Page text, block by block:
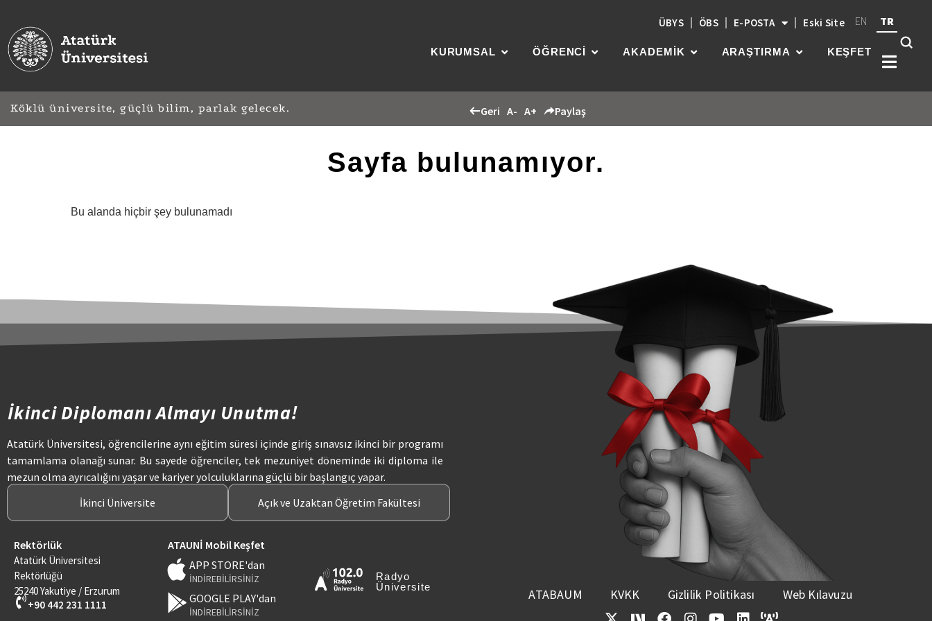
ÜBYS ÖBS E-POSTA Eski Site EN TR
KURUMSAL ÖĞRENCİ AKADEMİK ARAŞTIRMA KEŞFET
Köklü üniversite, güçlü bilim, parlak gelecek. Geri A- A+ Paylaş
Sayfa bulunamıyor.
Bu alanda hiçbir şey bulunamadı
İkinci Diplomanı Almayı Unutma!
Atatürk Üniversitesi, öğrencilerine aynı eğitim süresi içinde giriş sınavsız ikinci bir programı
tamamlama olanağı sunar. Bu sayede öğrenciler, tek mezuniyet döneminde iki diploma ile
mezun olma ayrıcalığını yaşar ve kariyer yolculuklarına güçlü bir başlangıç yapar.
İkinci Üniversite
Açık ve Uzaktan Öğretim Fakültesi
Rektörlük
Atatürk Üniversitesi
Rektörlüğü
25240 Yakutiye / Erzurum
+90 442 231 1111
ATAUNİ Mobil Keşfet
APP STORE'dan
İNDİREBİLİRSİNİZ
GOOGLE PLAY'dan
İNDİREBİLİRSİNİZ
Radyo
Üniversite
ATABAUM KVKK Gizlilik Politikası Web Kılavuzu